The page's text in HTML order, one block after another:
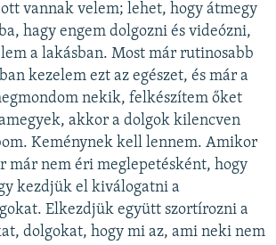
vannak velem; lehet, hogy átmegy
hagy engem dolgozni és videózni,
a lakásban. Most már rutinosabb
kezelem ezt az egészet, és már a
nekik, felkészítem őket
akkor a dolgok kilencven
Keménynek kell lennem. Amikor
már nem éri meglepetésként, hogy
kezdjük el kiválogatni a
Elkezdjük együtt szortírozni a
dolgokat, hogy mi az, ami neki nem